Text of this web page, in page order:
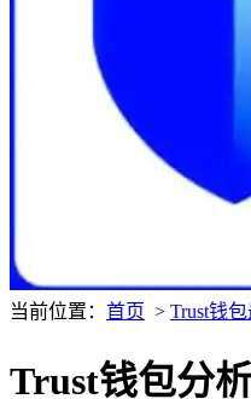
当前位置： 首页 > Trust钱
Trust钱包分